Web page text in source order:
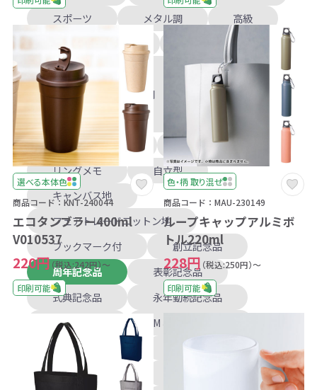
スポーツ
メタル調
高級
2色
3色
タッチペン付
スマホスタンド付
レザー調
ハードカバー
メモ付箋
ブックマーク付箋
ケース入り
リングメモ
自立型
キャンバス地
フェアトレードコットン地
ブックマーク付
創立記念品
周年記念品
表彰記念品
式典記念品
永年勤続記念品
上場記念品
M＆A成約記念品
株主総会記念品
医療法人記念品
学校法人記念品
選べる本体色
商品コード：KNT-240044
エコタンブラー400ml
V010537
220円 （税込:242円）～
印刷可能
色・柄 取り混ぜ
商品コード：MAU-230149
ループキャップアルミボ
トル220ml
228円 （税込:250円）～
印刷可能